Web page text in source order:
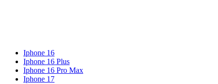
Iphone 16
Iphone 16 Plus
Iphone 16 Pro Max
Iphone 17